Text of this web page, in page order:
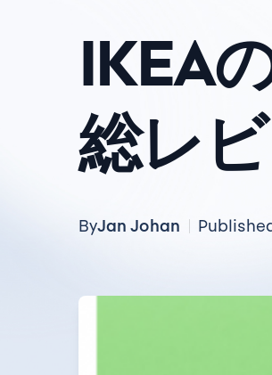
IKEA
総レ
ByJan Johan